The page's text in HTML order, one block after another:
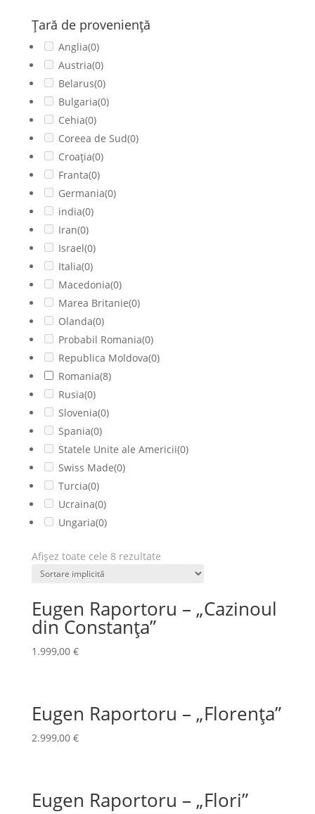
Ţară de provenienţă
Anglia(0)
Austria(0)
Belarus(0)
Bulgaria(0)
Cehia(0)
Coreea de Sud(0)
Croația(0)
Franta(0)
Germania(0)
india(0)
Iran(0)
Israel(0)
Italia(0)
Macedonia(0)
Marea Britanie(0)
Olanda(0)
Probabil Romania(0)
Republica Moldova(0)
Romania(8)
Rusia(0)
Slovenia(0)
Spania(0)
Statele Unite ale Americii(0)
Swiss Made(0)
Turcia(0)
Ucraina(0)
Ungaria(0)
Afișez toate cele 8 rezultate
Eugen Raportoru – „Cazinoul
din Constanța”
1.999,00 €
Eugen Raportoru – „Florența”
2.999,00 €
Eugen Raportoru – „Flori”